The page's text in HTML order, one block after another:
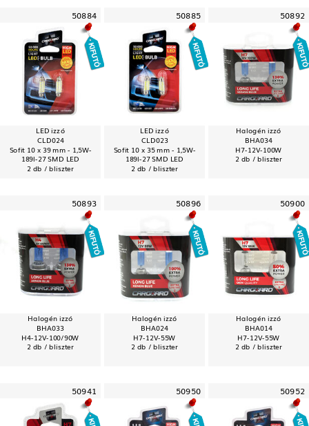
50884
LED izzó
CLD024
Sofit 10 x 39 mm - 1,5W-
189l-27 SMD LED
2 db / bliszter
50885
LED izzó
CLD023
Sofit 10 x 35 mm - 1,5W-
189l-27 SMD LED
2 db / bliszter
50892
Halogén izzó
BHA034
H7-12V-100W
2 db / bliszter
50893
Halogén izzó
BHA033
H4-12V-100/90W
2 db / bliszter
50896
Halogén izzó
BHA024
H7-12V-55W
2 db / bliszter
50900
Halogén izzó
BHA014
H7-12V-55W
2 db / bliszter
50941 50950 50952